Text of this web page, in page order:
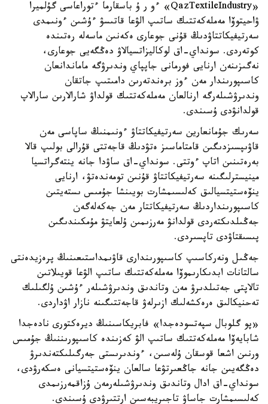
«QazTextileIndustry» ءو ر ۇ باسقارما ءتوراعاسى گۇلميرا
ۋاحيتوۆا مەملەكەتتىك ساتىپ الۋعا قاتىسۋ ءۇشىن ءونىمدى
سەرتيفيكاتتاۋدىڭ قۇنى جوعارى ەكەنىن ماسەلە رەتىندە
كوتەردى. سونداي-اق لوكاليزاتسيالاۋ دەڭگەيى جوعارى،
نەگىزىنەن ارنايى فورمانى جاپپاي وندىرۋگە ماماندانعان
كاسىپورىندار مەن ءوز برەندتەرىن دامىتىپ جاتقان
وندىرۋشىلەرگە ارنالعان مەملەكەتتىك قولداۋ شارالارىن سارالاپ
قولدانۋدى ۇسىندى.
سەرىك جۇمانعارين سەرتيفيكاتتاۋ ءونىمنىڭ ساپاسى مەن
قاۋىپسىزدىگىن قامتاماسىز ەتۋدىڭ قاجەتتى قۇرالى بولىپ قالا
بەرەتىنىن اتاپ ءوتتى. سونداي-اق ساۋدا جانە ينتەگراتسيا
مينيسترلىگىنە سەرتيفيكاتتاۋ قۇنىن تومەندەتۋ، ارنايى
ينۆەستيتسيالىق كەلىسىمشارت بويىنشا جۇمىس ىستەيتىن
كاسىپورىنداردىڭ سەرتيفيكاتتار مەن جەكەلەگەن
جەڭىلدىكتەردى قولدانۋ مەرزىمىن ۇلعايتۋ مۇمكىندىگىن
پىسىقتاۋدى تاپسىردى.
جەڭىل ونەركاسىپ كاسىپورىندارى قاۋىمداستىعىنىڭ پرەزيدەنتى
سالتانات ابدىكارىموۆا مەملەكەتتىك ساتىپ الۋعا قويىلاتىن
تالاپتى جەتىلدىرۋ مەن وتاندىق وندىرۋشىلەر ءۇشىن ۇلگىلىك
تەحنيكالىق ەرەكشەلىك ازىرلەۋ قاجەتتىگىنە نازار اۋداردى.
«پو گلوبال سپەتسودەجدا» فابريكاسىنىڭ ديرەكتورى نادەجدا
شابايەۆا مەملەكەتتىك ساتىپ الۋ كەزىندە كاسىپورىننىڭ جۇمىس
ورنىن اشعا قوسقان ۇلەسىن، ءوندىرىستى جەرگىلىكتەندىرۋ
دەڭگەيىن جانە جاڭعىرتۋعا سالعان ينۆەستيتسيانى ەسكەرۋدى،
سونداي-اق ادال وتاندىق وندىرۋشىلەرمەن ۇزاقمەرزىمدى
كەلىسىمشارت جاساۋ تاجىريبەسىن ارتتىرۋدى ۇسىندى.